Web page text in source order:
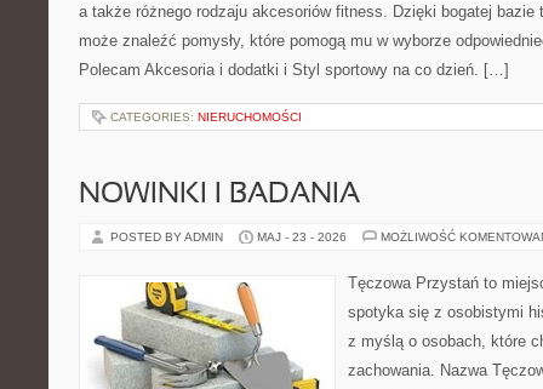
a także różnego rodzaju akcesoriów fitness. Dzięki bogatej
może znaleźć pomysły, które pomogą mu w wyborze
Polecam Akcesoria i dodatki i Styl sportowy na co dzień. […]
CATEGORIES: NIERUCHOMOŚCI
NOWINKI I BADANIA
POSTED BY ADMIN MAJ - 23 - 2026 MOŻLIWOŚĆ
Tęczowa Przystań to
spotyka się z osobistymi
z myślą o osobach, które
zachowania. Nazwa